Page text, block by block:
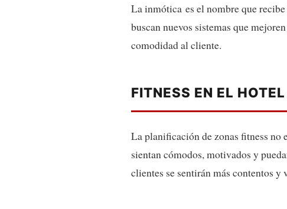
La inmótica es el nombre que
buscan nuevos sistemas que
comodidad al cliente.
FITNESS EN EL HOTEL
La planificación de zonas fitness no
sientan cómodos, motivados y
clientes se sentirán más contentos y